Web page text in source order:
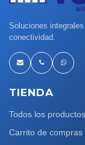
Soluciones
conectividad.
TIENDA
Todos los productos
Carrito de compras